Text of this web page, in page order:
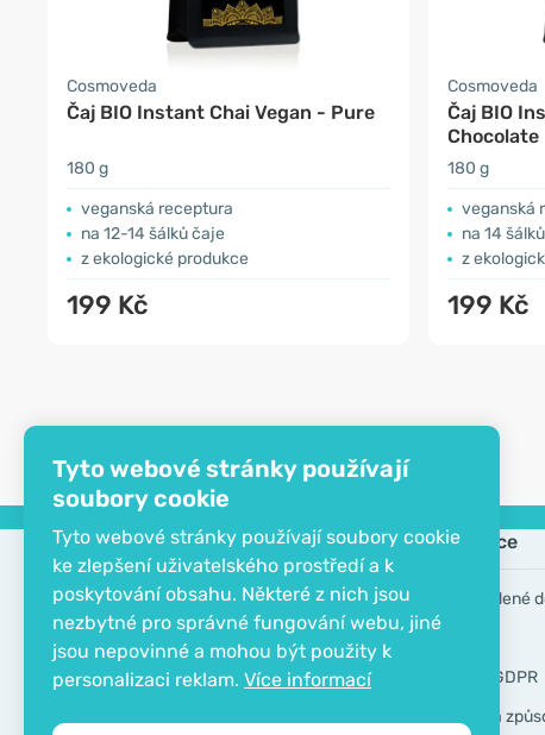
Tyto webové stránky používají
soubory cookie
Tyto webové stránky používají soubory cookie
ke zlepšení uživatelského prostředí a k
poskytování obsahu. Některé z nich jsou
nezbytné pro správné fungování webu, jiné
jsou nepovinné a mohou být použity k
personalizaci reklam. Více informací
Cosmoveda
Čaj BIO Instant Chai Vegan - Pure
180 g
veganská receptura
na 12-14 šálků čaje
z ekologické produkce
199 Kč
Cosmoveda
Čaj BIO
Chocolate
180 g
veganská
na 14
z
199 Kč
Společnost
Kontakt
O společnosti
EKO certifikát
Informace
Často kladené
Nástroje GDPR
Doprava a